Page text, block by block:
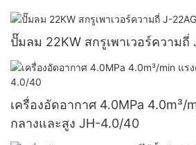
ปั๊มลม 22KW สกรูเพาเวอร์ความถี่
เครื่องอัดอากาศ 4.0MPa 4.0m³/
กลางและสูง JH-4.0/40